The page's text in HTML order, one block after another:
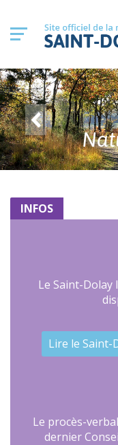
INFOS
Le Saint-Dolay
Lire le Saint-
Le procès-
dernier